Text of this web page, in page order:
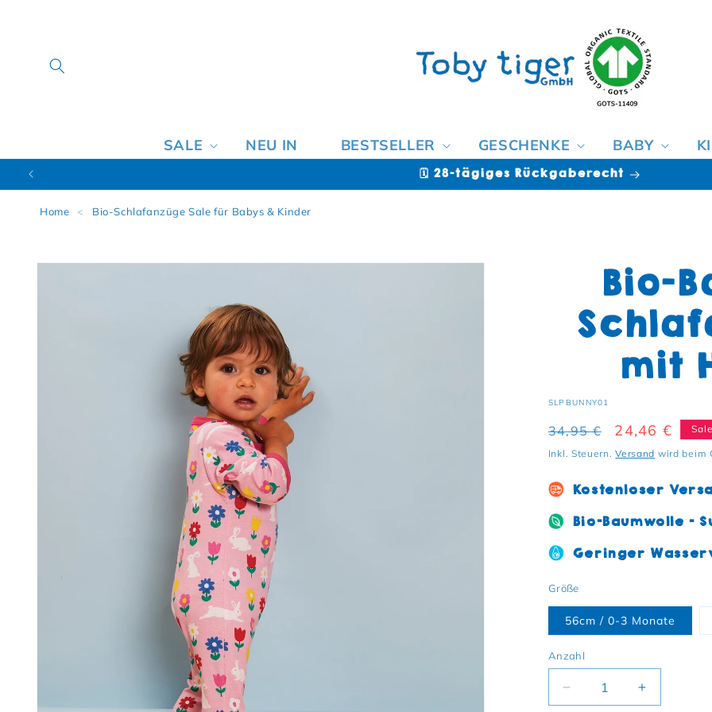
SALE NEU IN BESTSELLER GESCHENKE BABY
🗓️ 28-tägiges Rückgaberecht
Home < Bio-Schlafanzüge Sale für Babys & Kinder
Bio-
mit
SKU:
SLPBUNNY01
Normaler Preis
34,95 € Verkaufspreis
24,46 € Sale
Inkl. Steuern.Versand wird beim
Kostenloser
Bio-Baumwolle -
Geringer
Größe
56cm / 0-3 Monate
Anzahl
Verringere dieErhöhe